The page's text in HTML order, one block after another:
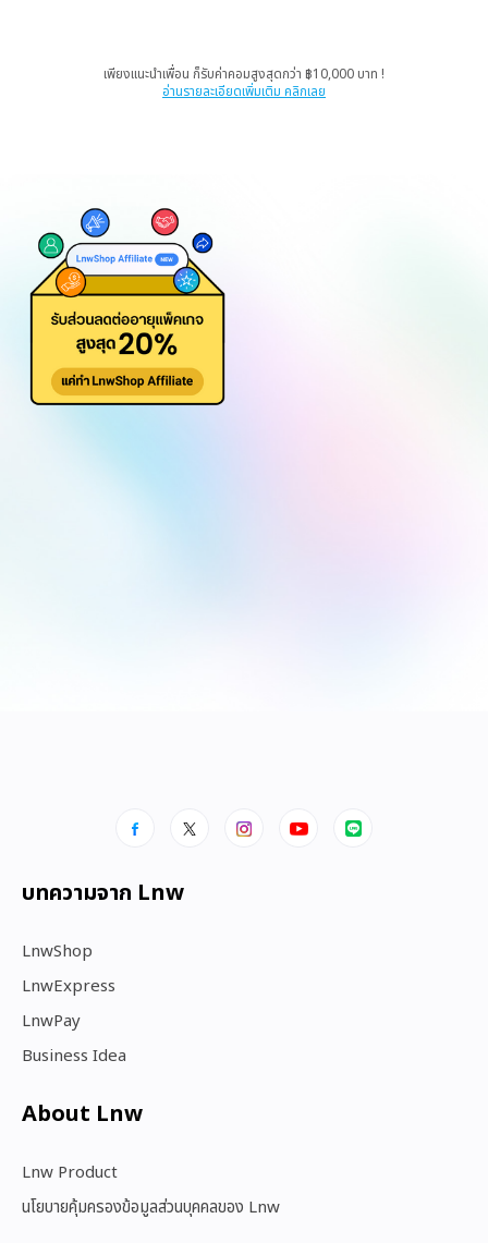
เพียงแนะนำเพื่อน ก็รับค่าคอมสูงสุดกว่า ฿10,000 บาท !
อ่านรายละเอียดเพิ่มเติม คลิกเลย
LnwShop
LnwExpress
LnwPay
Lnw Product